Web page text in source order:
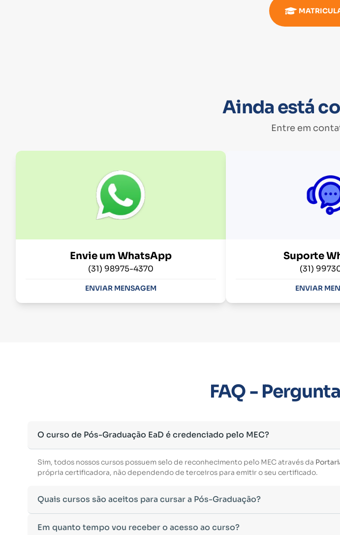
Ainda está
Entre em
Envie um WhatsApp
(31) 98975-4370
ENVIAR MENSAGEM
Suporte
(31)
ENVIAR
FAQ -
O curso de Pós-Graduação EaD é credenciado pelo MEC?
Sim, todos nossos cursos possuem selo de reconhecimento pelo MEC através da
própria certificadora, não dependendo de terceiros para emitir o seu certificado.
Quais cursos são aceitos para cursar a Pós-Graduação?
Para ingressar em um curso de pós-graduação, é necessário ter concluído uma
Em quanto tempo vou receber o acesso ao curso?